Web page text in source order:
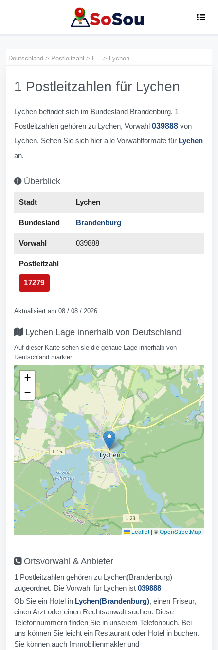
Deutschland > Postleitzahl > L... > Lychen
1 Postleitzahlen für Lychen
Lychen befindet sich im Bundesland Brandenburg. 1
Postleitzahlen gehören zu Lychen, Vorwahl 039888 von
Lychen. Sehen Sie sich hier alle Vorwahlformate für Lychen
an.
Überblick
Stadt Lychen
Bundesland Brandenburg
Vorwahl 039888
Postleitzahl
17279
Aktualisiert am:08 / 08 / 2026
Lychen Lage innerhalb von Deutschland
Auf dieser Karte sehen sie die genaue Lage innerhalb von
Deutschland markiert.
+
−
Leaflet | ©OpenStreetMap
Ortsvorwahl & Anbieter
1 Postleitzahlen gehören zu Lychen(Brandenburg)
zugeordnet, Die Vorwahl für Lychen ist 039888
Ob Sie ein Hotel in Lychen(Brandenburg), einen Friseur,
einen Arzt oder einen Rechtsanwalt suchen. Diese
Telefonnummern finden Sie in unserem Telefonbuch. Bei
uns können Sie leicht ein Restaurant oder Hotel in buchen.
Sie können auch Immobilienmakler und